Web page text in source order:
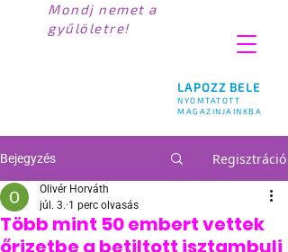
LAPOZZ BELE
NYOMTATOTT
MAGAZINJAINKBA
Mondj nemet a
gyűlöletre!
Bejegyzés Regisztráció
Több mint 50 embert vettek
őrizetbe a betiltott isztambuli
Olivér Horváth
júl. 3. 1 perc olvasás